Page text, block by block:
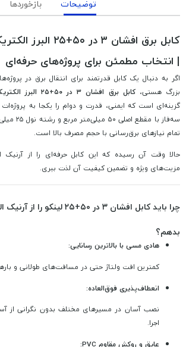
توضیحات بازخوردها
کابل برق افشان ۳ در
| انتخاب مطمئن برای پروژه‌های حرفه‌ای
اگر به دنبال یک کابل قدرتمند برای انتقال برق در
بزرگ هستی، کابل برق افشان ۳ در ۵۰+۲۵ البرز الکتریک نور (لینکو)
گزینه‌ای است که ایمنی، قدرت و دوام را یکجا به
سه‌فاز با
تمام نیازهای برق‌رسانی با حجم مصرف بالا است.
حالا وقت آن رسیده که این کابل حرفه‌ای را از آرنیک
مزیت‌های ویژه و تضمین کیفیت آن لذت ببری.
چرا باید کابل افشان ۳ در ۵۰+۲۵
بدهم؟
هادی مسی با بالاترین رسانایی:
کمترین افت ولتاژ حتی در مسافت‌های طولانی و
انعطاف‌پذیری فوق‌العاده:
نصب آسان در مسیرهای مختلف بدون نگرانی از
اجرا.
عایق و روکش مقاوم PVC: